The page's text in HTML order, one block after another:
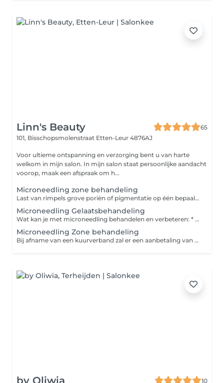
Linn's Beauty
65
101, Bisschopsmolenstraat Etten-Leur 4876AJ
Voor ultieme ontspanning en verzorging bent u van harte
welkom in mijn salon. In mijn salon staat persoonlijke aandacht
voorop, maak een afspraak om h...
Microneedling zone behandeling
Last van rimpels grove poriën of pigmentatie op één bepaalde zone van het gezicht? Pak ze aan door middel van een microneedling zone behandeling.
Microneedling Gelaatsbehandeling
Wat kan je met microneedling behandelen en verbeteren: * grove poriën * fijne lijntjes en rimpels * littekens (zowel in het gelaat als op het lichaam) * hyperpigmentatie * verslapte huid * zwangerschapsstriemen * sinaasappelhuid Is de microneedling behandeling pijnlijk? Nee, het is niet pijnlijk, maar kan wel gevoelig zijn. Hoe de behandeling wordt ervaren, is verschillend per klant en de locatie van het te behandelen gebied. Direct na de behandeling kan de huid wat roze aanzien, daarnaast kan de huid wat droog, prikkelend en warm aanvoelen. Je kunt het gevoel vergelijken met een zonverbranding. Het huidgevoel trekt meestal binnen 24 tot 48 uur weg, de roze verkleuring trekt over het algemeen vrij snel weg. Lippen en ogen ook behandelen met nanoneedling ( zonder naaldjes) dit kan tegen een meerprijs van €19,95
Microneedling Zone behandeling
Bij afname van een kuurverband zal er een aanbetaling van 25% vooraf aan de behandeling worden gevraagd. U heeft keuze uit 10% korting op één 3- 4 -5 of 6 afspraken kuurverband bij een volledige betaling. Of een Gratis verzorgend Oil elixer serum voor thuis gebruik. Er is ook de mogelijkheid voor betaling in 2 termijnen.
by Oliwia 10